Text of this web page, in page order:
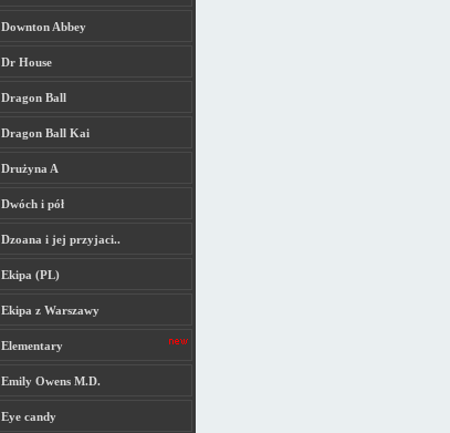
Downton Abbey
Dr House
Dragon Ball
Dragon Ball Kai
Drużyna A
Dwóch i pół
Dzoana i jej przyjaci..
Ekipa (PL)
Ekipa z Warszawy
Elementary
Emily Owens M.D.
Eye candy